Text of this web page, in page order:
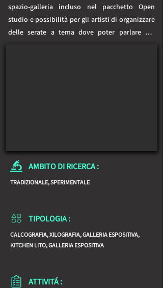
spazio-galleria incluso nel pacchetto Open
studio e possibilità per gli artisti di organizzare
delle serate a tema dove poter parlare del
AMBITO DI RICERCA :
TRADIZIONALE, SPERIMENTALE
TIPOLOGIA :
CALCOGRAFIA, XILOGRAFIA, GALLERIA ESPOSITIVA,
KITCHEN LITO, GALLERIA ESPOSITIVA
ATTIVITÁ :